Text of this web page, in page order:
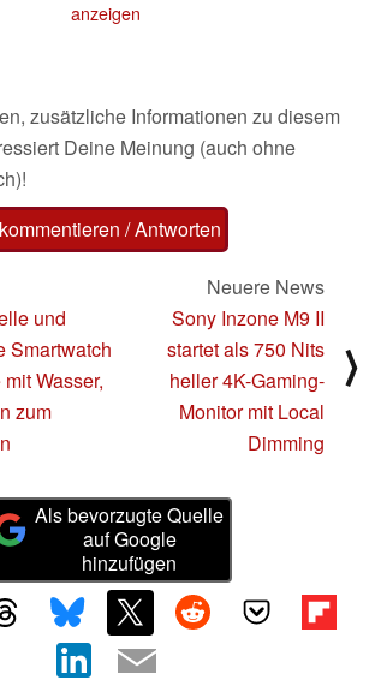
anzeigen
zusätzliche Informationen zu diesem
Deine Meinung (auch ohne
/ Antworten
und
Smartwatch
Wasser,
zum
Neuere News
Sony Inzone M9 II
startet als 750 Nits
heller 4K-Gaming-
Monitor mit Local
Dimming
⟩
Als bevorzugte Quelle
auf Google
hinzufügen